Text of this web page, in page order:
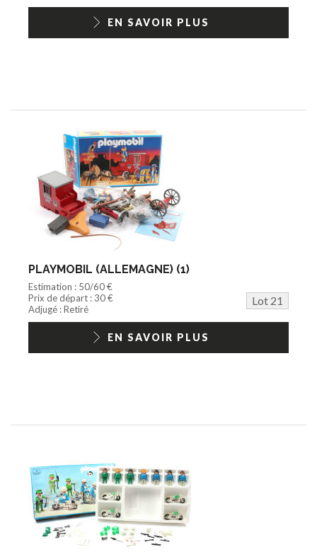
EN SAVOIR PLUS
PLAYMOBIL (ALLEMAGNE) (1)
Estimation : 50/60 €
Prix de départ : 30 €
Lot 21
Adjugé : Retiré
EN SAVOIR PLUS